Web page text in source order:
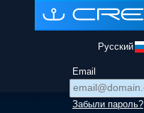
Русский
Email
Забыли пароль?